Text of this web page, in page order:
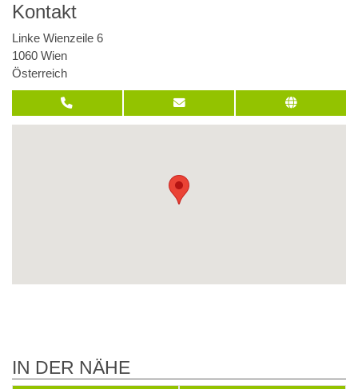
Kontakt
Linke Wienzeile 6
1060 Wien
Österreich
IN DER NÄHE